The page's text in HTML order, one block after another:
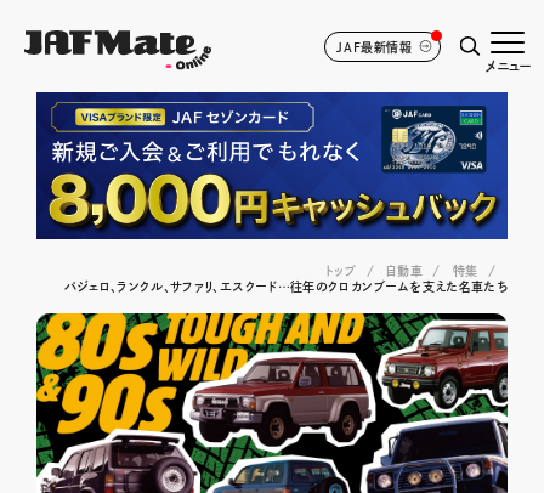
JAF最新情報
メニュー
トップ 自動車
特集
パジェロ、ランクル、サファリ、エスクード…往年のクロカンブームを支えた名車たち